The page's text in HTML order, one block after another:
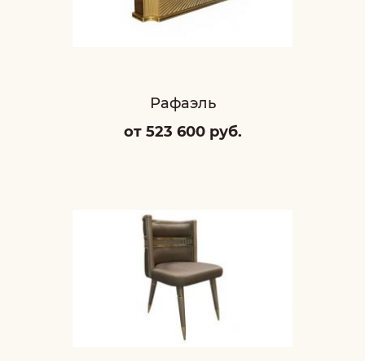
Рафаэль
от 523 600 руб.